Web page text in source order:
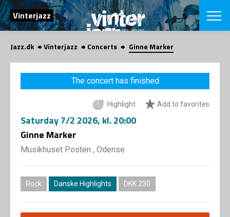
SEARCH
Vinterjazz
Danish
CHOOSE
COPENHAGEN
Concerts
Contributors
Jazz.dk Vinterjazz Concerts Ginne Marker
The concert has finished
Highlight Add to favorites
Saturday7/2 2026, kl. 20:00
Ginne Marker
Musikhuset Posten , Odense
Rock Danske Highlights DKK 230